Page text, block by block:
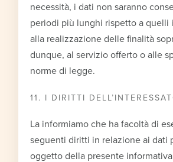
necessità, i dati non saranno
periodi più lunghi rispetto a quelli
alla realizzazione delle finalità
dunque, al servizio offerto o alle
norme di legge.
11. I DIRITTI
La informiamo che ha facoltà di
seguenti diritti in relazione ai dati
oggetto della presente